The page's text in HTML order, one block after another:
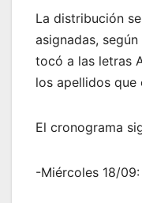
La distribución
asignadas,
tocó a las letras
los apellidos que
El cronograma
-Miércoles 18/09: